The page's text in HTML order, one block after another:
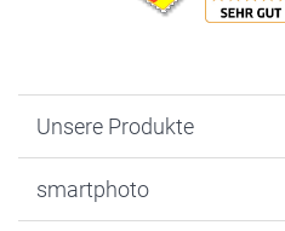
Unsere Produkte
Fotogeschenke
smartphoto